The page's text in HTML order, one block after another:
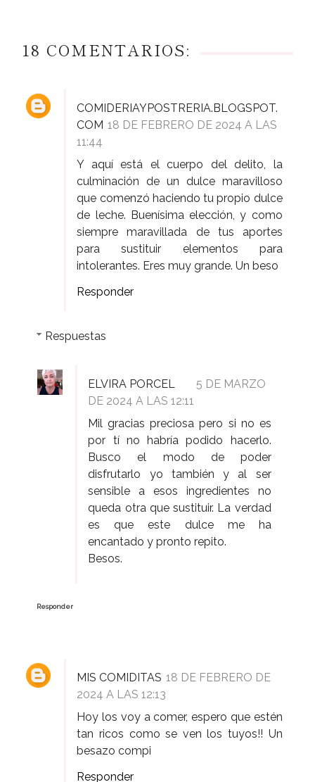
18 COMENTARIOS:
COMIDERIAYPOSTRERIA.BLOGSPOT.
COM 18 DE FEBRERO DE 2024 A LAS
11:44
Y aquí está el cuerpo del delito, la
culminación de un dulce maravilloso
que comenzó haciendo tu propio dulce
de leche. Buenísima elección, y como
siempre maravillada de tus aportes
para sustituir elementos para
intolerantes. Eres muy grande. Un beso
Responder
Respuestas
ELVIRA PORCEL
5 DE MARZO
DE 2024 A LAS 12:11
Mil gracias preciosa pero si no es
por tí no habría podido hacerlo.
Busco el modo de poder
disfrutarlo yo también y al ser
sensible a esos ingredientes no
queda otra que sustituir. La verdad
es que este dulce me ha
encantado y pronto repito.
Besos.
Responder
MIS COMIDITAS 18 DE FEBRERO DE
2024 A LAS 12:13
Hoy los voy a comer, espero que estén
tan ricos como se ven los tuyos!! Un
besazo compi
Responder